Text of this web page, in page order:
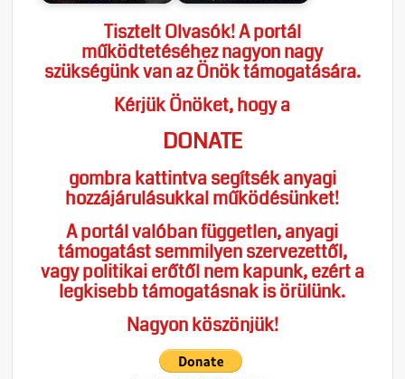
Tisztelt Olvasók! A portál
működtetéséhez nagyon nagy
szükségünk van az Önök támogatására.
Kérjük Önöket, hogy a
DONATE
gombra kattintva segítsék anyagi
hozzájárulásukkal működésünket!
A portál valóban független, anyagi
támogatást semmilyen szervezettől,
vagy politikai erőtől nem kapunk, ezért a
legkisebb támogatásnak is örülünk.
Nagyon köszönjük!